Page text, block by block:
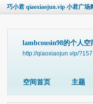
巧小君 qiaoxiaojun.vip 小君广场
lambcousin98的个人空
http://qiaoxiaojun.vip/
空间首页 主题